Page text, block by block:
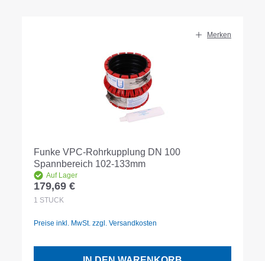
Merken
Funke VPC-Rohrkupplung DN 100
Spannbereich 102-133mm
Auf Lager
Regulärer Preis:
179,69 €
1 STÜCK
Preise inkl. MwSt. zzgl. Versandkosten